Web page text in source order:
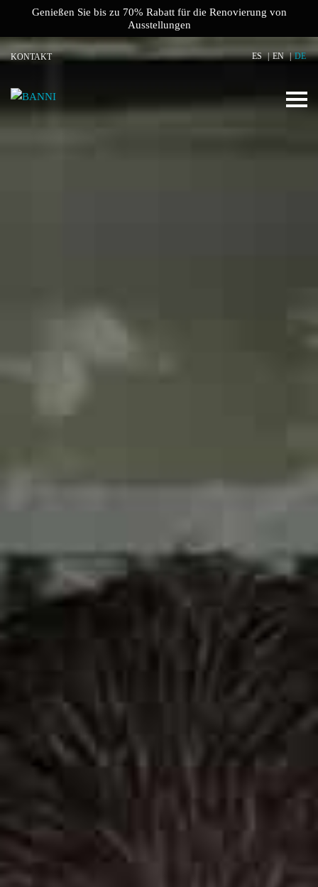
Genießen Sie bis zu 70% Rabatt für die Renovierung von
Ausstellungen
KONTAKT ES EN DE